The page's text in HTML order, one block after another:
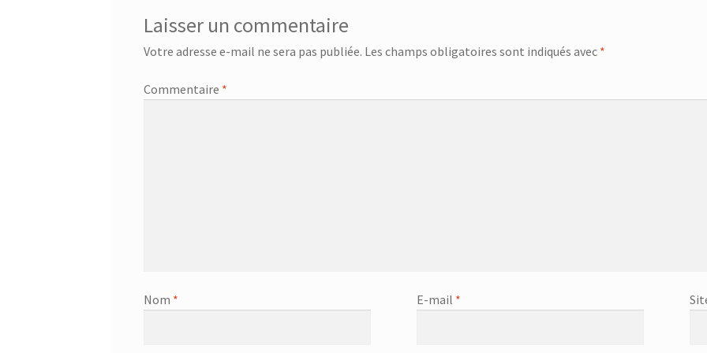
Laisser un commentaire
Votre adresse e-mail ne sera pas publiée. Les champs obligatoires sont indiqués avec *
Commentaire *
Nom * E-mail *